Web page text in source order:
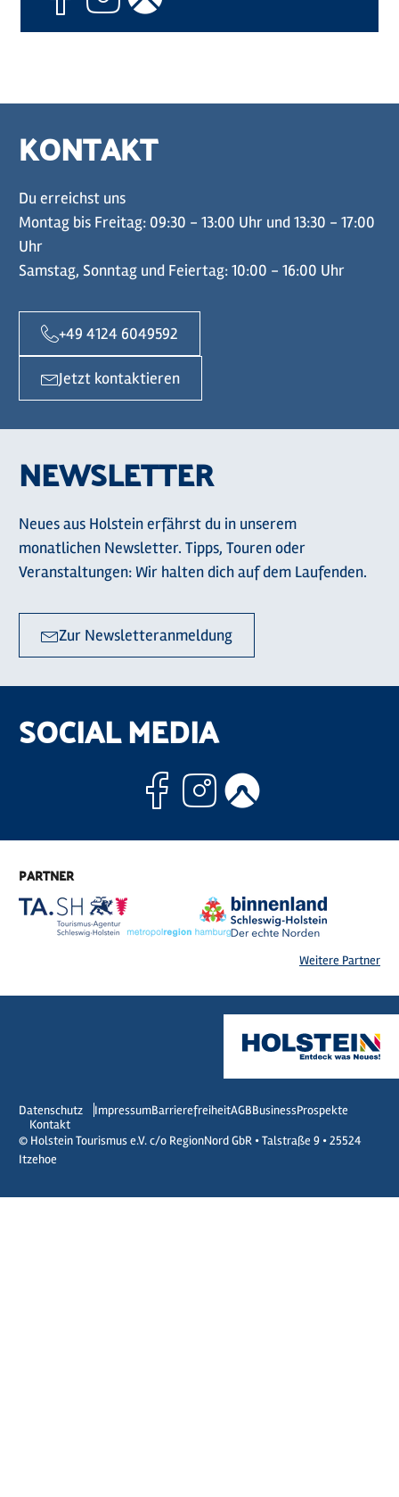
KONTAKT
Du erreichst uns
Montag bis Freitag: 09:30 - 13:00 Uhr und 13:30 - 17:00
Uhr
Samstag, Sonntag und Feiertag: 10:00 - 16:00 Uhr
+49 4124 6049592
Jetzt kontaktieren
NEWSLETTER
Neues aus Holstein erfährst du in unserem
monatlichen Newsletter. Tipps, Touren oder
Veranstaltungen: Wir halten dich auf dem Laufenden.
Zur Newsletteranmeldung
SOCIAL MEDIA
Facebook
Instagram
PARTNER
Weitere Partner
Datenschutz ImpressumBarrierefreiheitAGBBusinessProspekte
Kontakt
© Holstein Tourismus e.V. c/o RegionNord GbR • Talstraße 9 • 25524
Itzehoe